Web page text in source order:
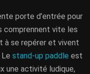
porte d’entrée pour
comprennent vite les
à se repérer et vivent
stand-up paddle est
une activité ludique,